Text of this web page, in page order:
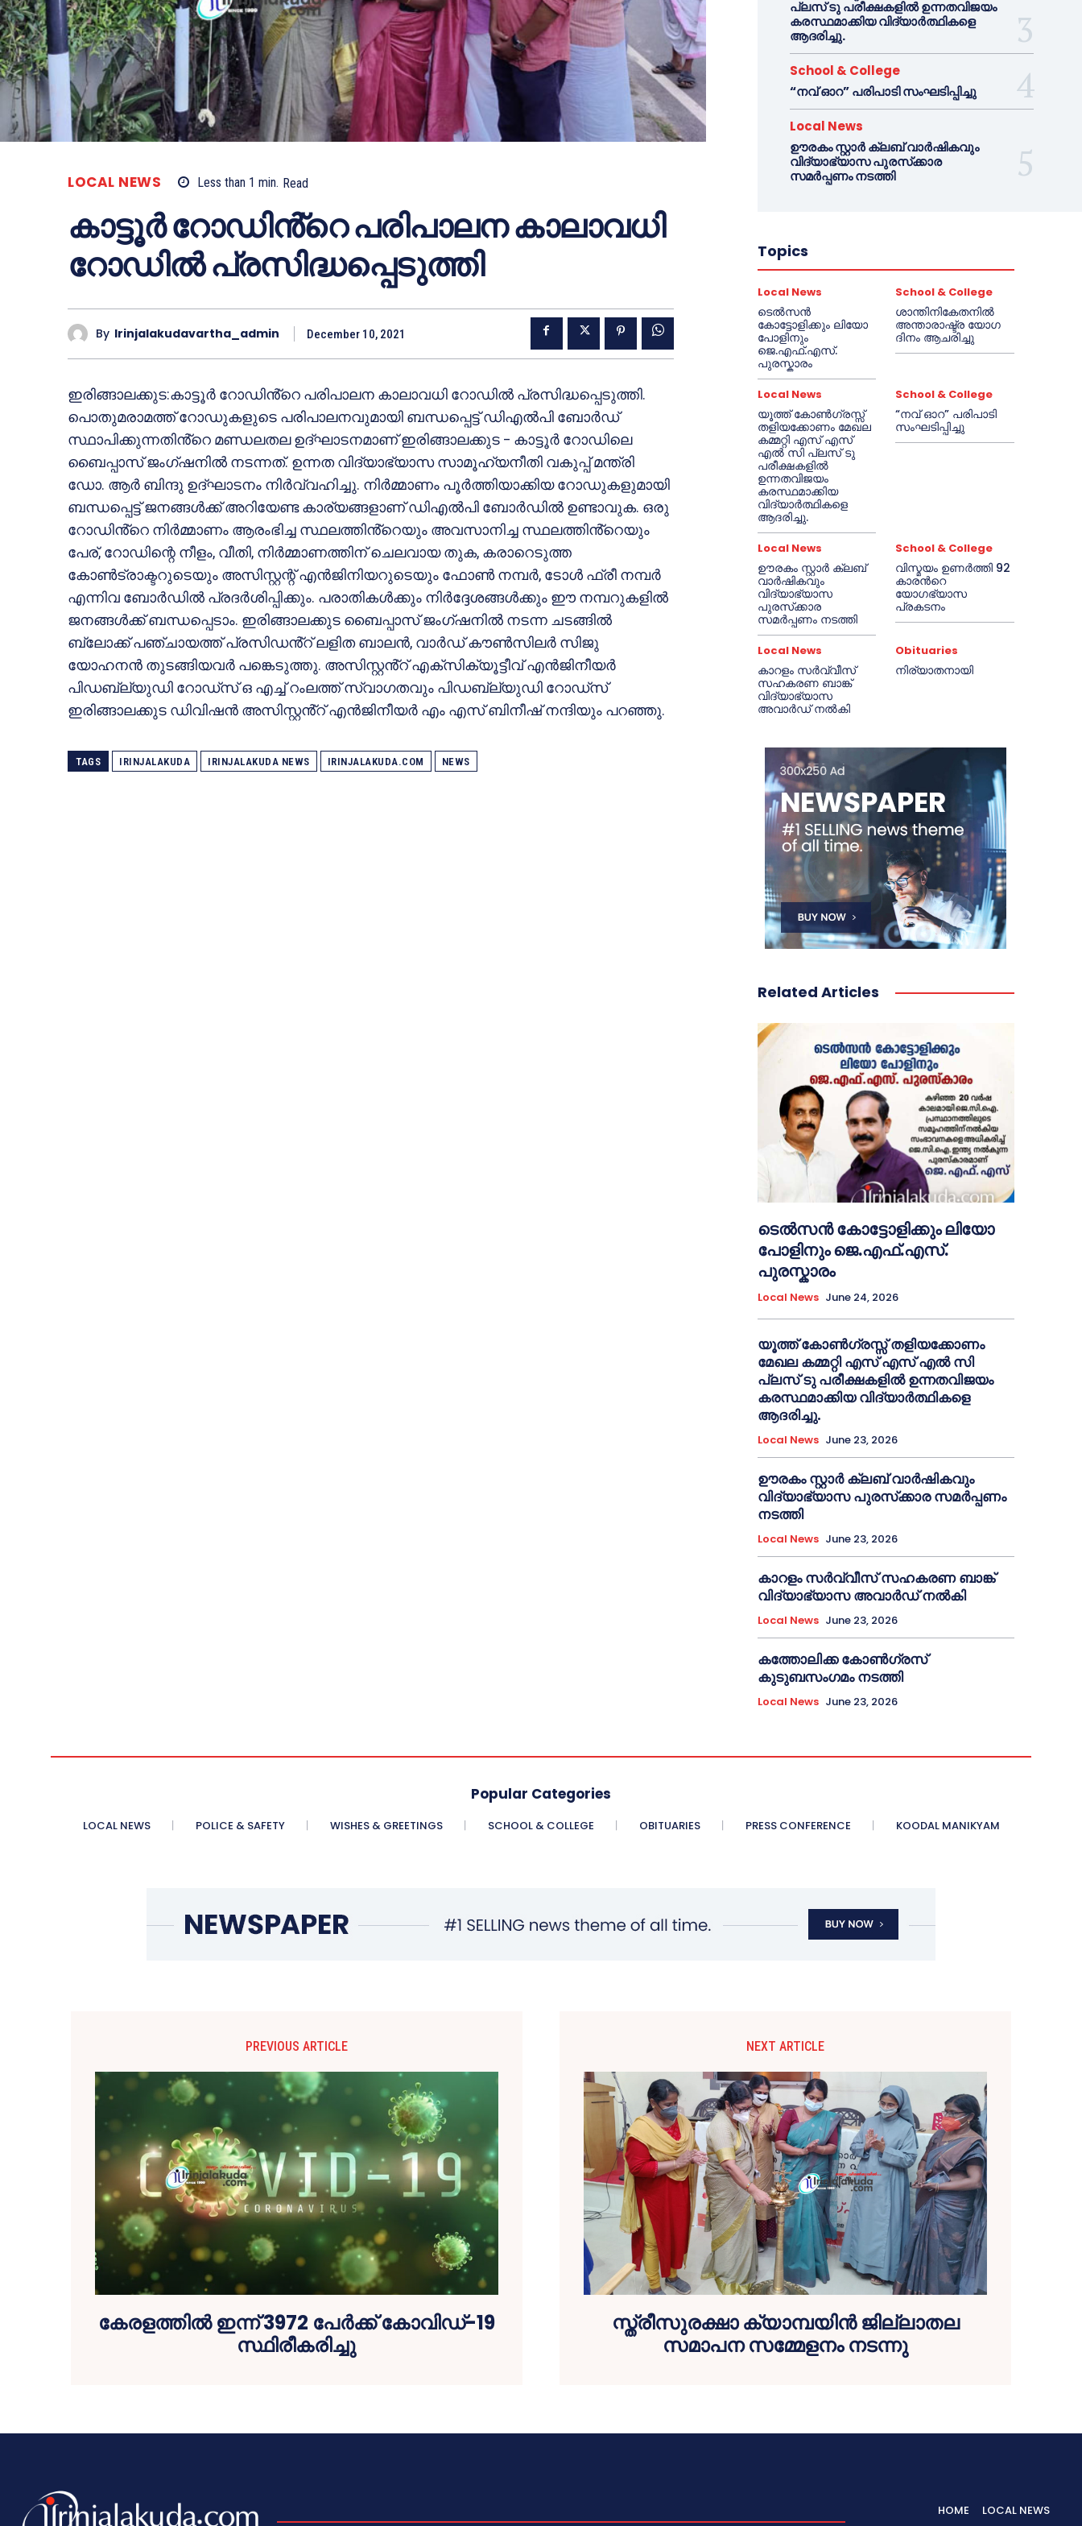
LOCAL NEWS Less than 1 min. Read
കാട്ടൂർ റോഡിൻ്റെ പരിപാലന കാലാവധി
റോഡിൽ പ്രസിദ്ധപ്പെടുത്തി
By Irinjalakudavartha_admin December 10, 2021
ഇരിങ്ങാലക്കുട:കാട്ടൂർ റോഡിൻ്റെ പരിപാലന കാലാവധി റോഡിൽ പ്രസിദ്ധപ്പെടുത്തി.
പൊതുമരാമത്ത് റോഡുകളുടെ പരിപാലനവുമായി ബന്ധപ്പെട്ട്‌ ഡിഎൽപി ബോർഡ്
സ്ഥാപിക്കുന്നതിൻ്റെ മണ്ഡലതല ഉദ്ഘാടനമാണ് ഇരിങ്ങാലക്കുട – കാട്ടൂർ റോഡിലെ
ബൈപ്പാസ് ജംഗ്ഷനിൽ നടന്നത്. ഉന്നത വിദ്യാഭ്യാസ സാമൂഹ്യനീതി വകുപ്പ് മന്ത്രി
ഡോ. ആർ ബിന്ദു ഉദ്ഘാടനം നിർവ്വഹിച്ചു. നിർമ്മാണം പൂർത്തിയാക്കിയ റോഡുകളുമായി
ബന്ധപ്പെട്ട് ജനങ്ങൾക്ക് അറിയേണ്ട കാര്യങ്ങളാണ് ഡിഎൽപി ബോർഡിൽ ഉണ്ടാവുക. ഒരു
റോഡിൻ്റെ നിർമ്മാണം ആരംഭിച്ച സ്ഥലത്തിൻ്റെയും അവസാനിച്ച സ്ഥലത്തിൻ്റെയും
പേര്, റോഡിന്റെ നീളം, വീതി, നിർമ്മാണത്തിന് ചെലവായ തുക, കരാറെടുത്ത
കോൺട്രാക്ടറുടെയും അസിസ്റ്റന്റ് എൻജിനിയറുടെയും ഫോൺ നമ്പർ, ടോൾ ഫ്രീ നമ്പർ
എന്നിവ ബോർഡിൽ പ്രദർശിപ്പിക്കും. പരാതികൾക്കും നിർദ്ദേശങ്ങൾക്കും ഈ നമ്പറുകളിൽ
ജനങ്ങൾക്ക് ബന്ധപ്പെടാം. ഇരിങ്ങാലക്കുട ബൈപ്പാസ് ജംഗ്ഷനിൽ നടന്ന ചടങ്ങിൽ
ബ്ലോക്ക് പഞ്ചായത്ത് പ്രസിഡൻ്റ് ലളിത ബാലൻ, വാർഡ് കൗൺസിലർ സിജു
യോഹനൻ തുടങ്ങിയവർ പങ്കെടുത്തു. അസിസ്റ്റൻ്റ് എക്സിക്യൂട്ടീവ് എൻജിനീയർ
പിഡബ്ല്യുഡി റോഡ്സ് ഒ എച്ച് റംലത്ത് സ്വാഗതവും പിഡബ്ല്യുഡി റോഡ്സ്
ഇരിങ്ങാലക്കുട ഡിവിഷൻ അസിസ്റ്റൻ്റ് എൻജിനീയർ എം എസ് ബിനീഷ് നന്ദിയും പറഞ്ഞു.
TAGS IRINJALAKUDA IRINJALAKUDA NEWS IRINJALAKUDA.COM NEWS
പ്ലസ് ടു പരീക്ഷകളിൽ ഉന്നതവിജയം
കരസ്ഥമാക്കിയ വിദ്യാർത്ഥികളെ
ആദരിച്ചു.
School & College
“നവ് ഓറ” പരിപാടി സംഘടിപ്പിച്ചു
Local News
ഊരകം സ്റ്റാർ ക്ലബ് വാർഷികവും
വിദ്യാഭ്യാസ പുരസ്‌ക്കാര
സമർപ്പണം നടത്തി
Topics
Local News
ടെൽസൻ
കോട്ടോളിക്കും ലിയോ
പോളിനും
ജെ.എഫ്.എസ്.
പുരസ്കാരം
School & College
ശാന്തിനികേതനിൽ
അന്താരാഷ്ട്ര യോഗ
ദിനം ആചരിച്ചു
Local News
യൂത്ത് കോൺഗ്രസ്സ്
തളിയക്കോണം മേഖല
കമ്മറ്റി എസ് എസ്
എൽ സി പ്ലസ് ടു
പരീക്ഷകളിൽ
ഉന്നതവിജയം
കരസ്ഥമാക്കിയ
വിദ്യാർത്ഥികളെ
ആദരിച്ചു.
School & College
“നവ് ഓറ” പരിപാടി
സംഘടിപ്പിച്ചു
Local News
ഊരകം സ്റ്റാർ ക്ലബ്
വാർഷികവും
വിദ്യാഭ്യാസ
പുരസ്‌ക്കാര
സമർപ്പണം നടത്തി
School & College
വിസ്മയം ഉണർത്തി 92
കാരൻറെ
യോഗഭ്യാസ
പ്രകടനം
Local News
കാറളം സർവ്വീസ്
സഹകരണ ബാങ്ക്
വിദ്യാഭ്യാസ
അവാർഡ് നൽകി
Obituaries
നിര്യാതനായി
Related Articles
ടെൽസൻ കോട്ടോളിക്കും ലിയോ
പോളിനും ജെ.എഫ്.എസ്.
പുരസ്കാരം
Local News June 24, 2026
യൂത്ത് കോൺഗ്രസ്സ് തളിയക്കോണം
മേഖല കമ്മറ്റി എസ് എസ് എൽ സി
പ്ലസ് ടു പരീക്ഷകളിൽ ഉന്നതവിജയം
കരസ്ഥമാക്കിയ വിദ്യാർത്ഥികളെ
ആദരിച്ചു.
Local News June 23, 2026
ഊരകം സ്റ്റാർ ക്ലബ് വാർഷികവും
വിദ്യാഭ്യാസ പുരസ്‌ക്കാര സമർപ്പണം
നടത്തി
Local News June 23, 2026
കാറളം സർവ്വീസ് സഹകരണ ബാങ്ക്
വിദ്യാഭ്യാസ അവാർഡ് നൽകി
Local News June 23, 2026
കത്തോലിക്ക കോൺഗ്രസ്
കുടുബസംഗമം നടത്തി
Local News June 23, 2026
Popular Categories
LOCAL NEWS POLICE & SAFETY WISHES & GREETINGS SCHOOL & COLLEGE OBITUARIES PRESS CONFERENCE KOODAL MANIKYAM
PREVIOUS ARTICLE
കേരളത്തില്‍ ഇന്ന് 3972 പേര്‍ക്ക് കോവിഡ്-19
സ്ഥിരീകരിച്ചു
NEXT ARTICLE
സ്ത്രീസുരക്ഷാ ക്യാമ്പയിൻ ജില്ലാതല
സമാപന സമ്മേളനം നടന്നു
HOME
LOCAL NEWS